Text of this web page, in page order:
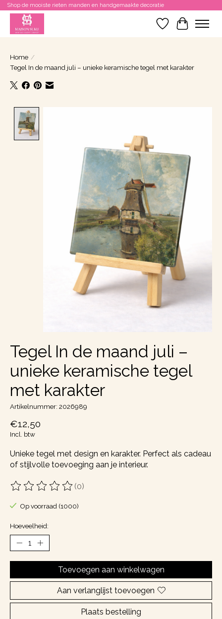
Shop de mooiste rieten manden en handgemaakte decoratie
Verlanglijst
Home /
Tegel In de maand juli – unieke keramische tegel met karakter
Tegel In de maand juli –
unieke keramische tegel
met karakter
Artikelnummer: 2026989
€12,50
Incl. btw
Unieke tegel met design en karakter. Perfect als cadeau
of stijlvolle toevoeging aan je interieur.
De beoordeling van dit product is
(0)
Op voorraad (1000)
Hoeveelheid:
Toevoegen aan winkelwagen
Aan verlanglijst toevoegen
Plaats bestelling